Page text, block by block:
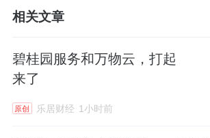
万物梁行董事长莫凡作全英文主
相关文章
碧桂园服务和万物云，打起
来了
原创 乐居财经 1小时前